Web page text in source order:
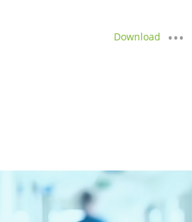
Download